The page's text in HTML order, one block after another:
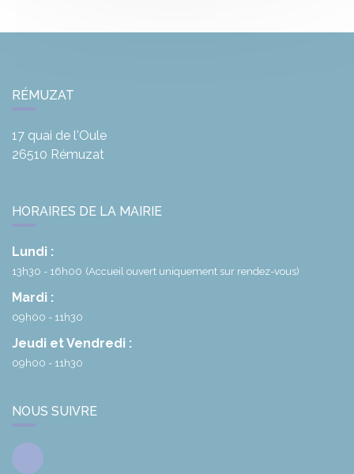
RÉMUZAT
17 quai de l'Oule
26510 Rémuzat
HORAIRES DE LA MAIRIE
Lundi :
13h30 - 16h00 (Accueil ouvert uniquement sur rendez-vous)
Mardi :
09h00 - 11h30
Jeudi et Vendredi :
09h00 - 11h30
NOUS SUIVRE
Facebook